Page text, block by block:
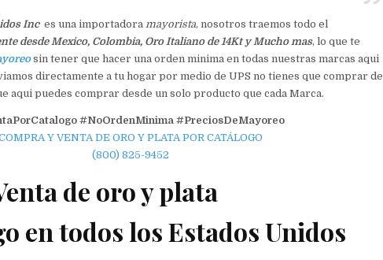
Inc es una importadora mayorista, nosotros traemos todo el
desde Mexico, Colombia, Oro Italiano de 14Kt y Mucho mas, lo que te
sin tener que hacer una orden minima en todas nuestras marcas aqui
directamente a tu hogar por medio de UPS no tienes que comprar de
aqui puedes comprar desde un solo producto que cada Marca.
#NoOrdenMinima#PreciosDeMayoreo
Y VENTA DE ORO Y PLATA POR CATÁLOGO
(800) 825-9452
de oro y plata
en todos los Estados Unidos